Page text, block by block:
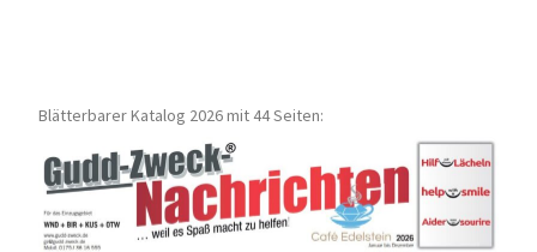
Blätterbarer Katalog 2026 mit 44 Seiten: